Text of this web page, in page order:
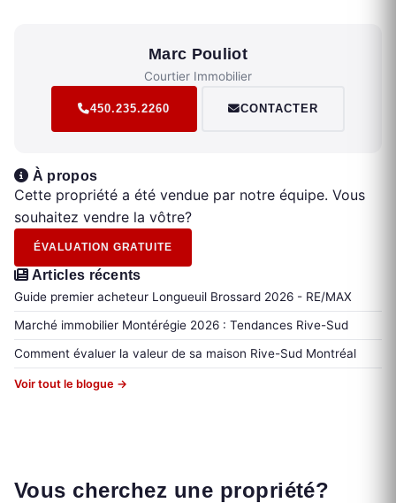
Marc Pouliot
Courtier Immobilier
450.235.2260 CONTACTER
À propos
Cette propriété a été vendue par notre équipe. Vous
souhaitez vendre la vôtre?
ÉVALUATION GRATUITE
Articles récents
Guide premier acheteur Longueuil Brossard 2026 - RE/MAX
Marché immobilier Montérégie 2026 : Tendances Rive-Sud
Comment évaluer la valeur de sa maison Rive-Sud Montréal
Voir tout le blogue →
Vous cherchez une propriété?